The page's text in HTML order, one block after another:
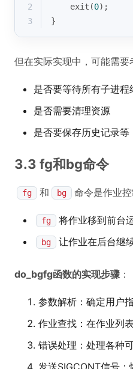
2 exit (0);
3
}
但在实际实现中，可能需要
是否要等待所有子进程
是否需要清理资源
是否要保存历史记录等
3.3 fg和bg命令
fg 和 bg 命令是作业
fg 将作业移到前台
bg 让作业在后台继
do_bgfg函数的实现步骤 ：
参数解析：确定用户
作业查找：在作业列
错误处理：处理各种
发送SIGCONT信号：